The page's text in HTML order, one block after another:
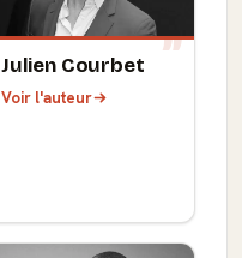
Julien Courbet
Voir l'auteur